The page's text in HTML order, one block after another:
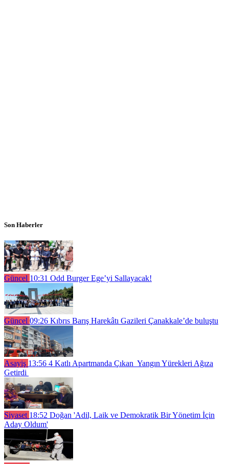
Son Haberler
Güncel 10:31 Odd Burger Ege’yi Sallayacak!
Güncel 09:26 Kıbrıs Barış Harekâtı Gazileri Çanakkale’de buluştu
Asayiş 13:56 4 Katlı Apartmanda Çıkan Yangın Yürekleri Ağıza
Getirdi
Siyaset 18:52 Doğan 'Adil, Laik ve Demokratik Bir Yönetim İçin
Aday Oldum'